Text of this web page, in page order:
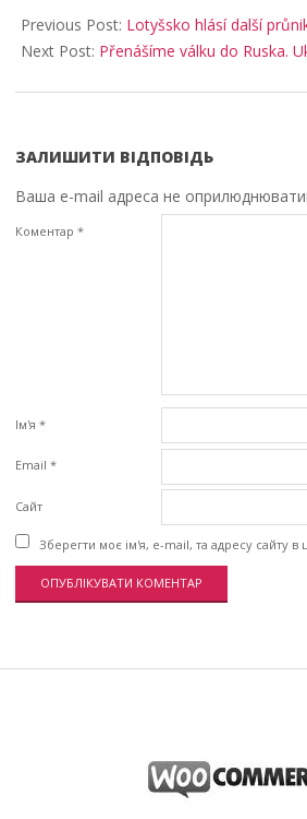
05-
21
Previous Post: Lotyšsko hlásí další
Next Post: Přenášíme válku do Ruska.
ЗАЛИШИТИ ВІДПОВІДЬ
Ваша e-mail адреса не
Коментар *
Ім'я *
Email *
Сайт
Зберегти моє ім'я, e-mail, та адресу сайту в